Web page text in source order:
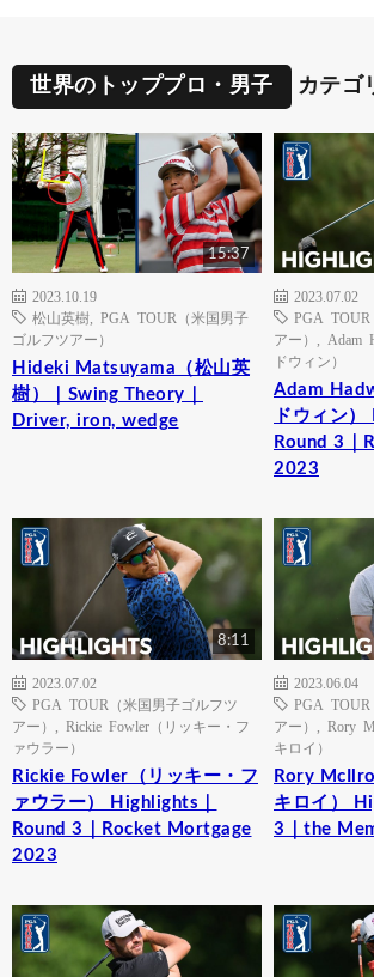
世界のトッププロ・男子 カテゴ
15:37
2023.10.19
松山英樹
PGA TOUR（米国男子
ゴルフツアー）
Hideki Matsuyama（松山英
樹）｜Swing Theory｜
Driver, iron, wedge
2023.07.02
PGA TOUR
アー）
Adam
ドウィン）
Adam
ドウィン
Round 3｜
2023
8:11
2023.07.02
PGA TOUR（米国男子ゴルフツ
アー）
Rickie Fowler（リッキー・フ
ァウラー）
Rickie Fowler（リッキー・フ
ァウラー） Highlights｜
Round 3｜Rocket Mortgage
2023
2023.06.04
PGA TOUR
アー）
Rory
キロイ）
Rory
キロイ）
3｜the